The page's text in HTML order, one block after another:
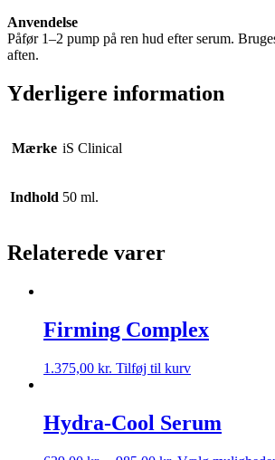
Anvendelse
Påfør 1–2 pump på ren hud efter serum.
aften.
Yderligere information
Mærke iS Clinical
Indhold 50 ml.
Relaterede varer
Firming Complex
1.375,00 kr. Tilføj til kurv
Hydra-Cool Serum